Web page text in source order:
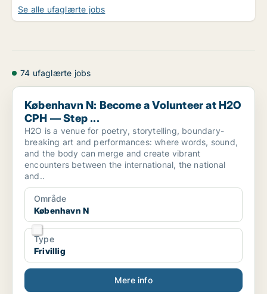
Se alle ufaglærte jobs
74 ufaglærte jobs
København N: Become a Volunteer at H2O CPH — Step ...
København N: Become a Volunteer at H2O
CPH — Step ...
H2O is a venue for poetry, storytelling, boundary-
breaking art and performances: where words, sound,
and the body can merge and create vibrant
encounters between the international, the national
and..
Område
København N
Type
Frivillig
Mere info